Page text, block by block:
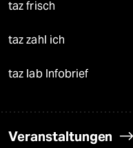
taz frisch
taz zahl ich
taz lab Infobrief
Veranstaltungen